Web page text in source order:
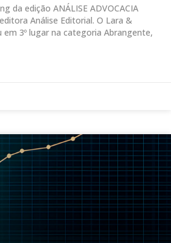
da edição ANÁLISE ADVOCACIA
Análise Editorial. O Lara &
em 3º lugar na categoria Abrangente,